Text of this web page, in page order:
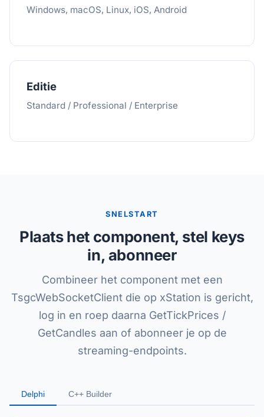
Windows, macOS, Linux, iOS, Android
Editie
Standard / Professional / Enterprise
SNELSTART
Plaats het component, stel keys
in, abonneer
Combineer het component met een
TsgcWebSocketClient die op xStation is gericht,
log in en roep daarna GetTickPrices /
GetCandles aan of abonneer je op de
streaming-endpoints.
Delphi C++ Builder